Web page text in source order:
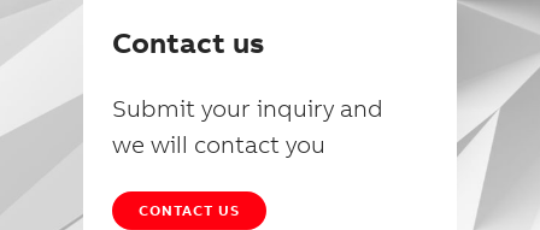
Contact us
Submit your inquiry and
we will contact you
CONTACT US